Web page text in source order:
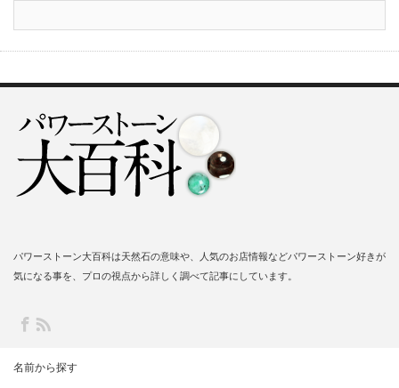
パワーストーン大百科は天然石の意味や、人気のお店情報などパワーストーン好きが
気になる事を、プロの視点から詳しく調べて記事にしています。
名前から探す